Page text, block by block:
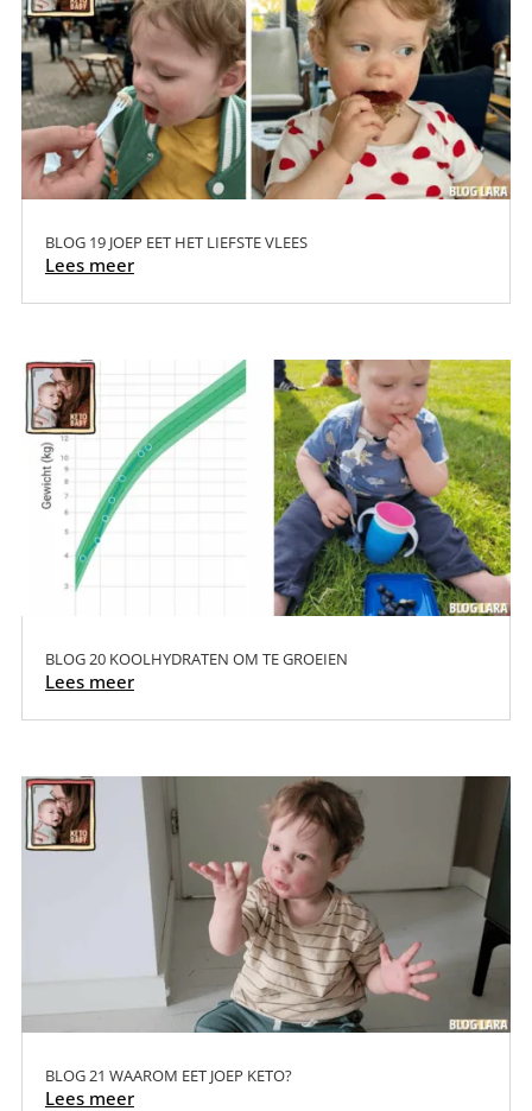
BLOG 19 JOEP EET HET LIEFSTE VLEES
Lees meer
BLOG 20 KOOLHYDRATEN OM TE GROEIEN
Lees meer
BLOG 21 WAAROM EET JOEP KETO?
Lees meer